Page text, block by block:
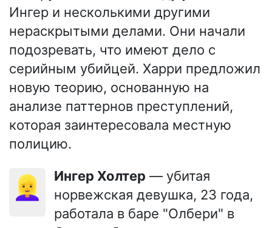
Ингер и несколькими другими
нераскрытыми делами. Они начали
подозревать, что имеют дело с
серийным убийцей. Харри предложил
новую теорию, основанную на
анализе паттернов преступлений,
которая заинтересовала местную
полицию.
👱‍♀️ Ингер Холтер — убитая
норвежская девушка, 23 года,
работала в баре "Олбери" в